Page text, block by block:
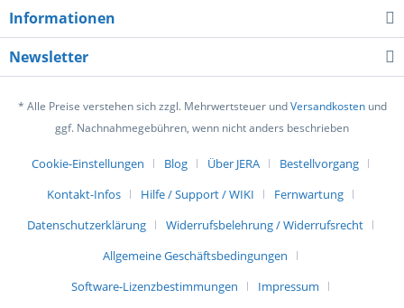
Informationen
Newsletter
* Alle Preise verstehen sich zzgl. Mehrwertsteuer undVersandkostenund
ggf. Nachnahmegebühren, wenn nicht anders beschrieben
Cookie-Einstellungen Blog Über JERA
Bestellvorgang
Kontakt-Infos
Hilfe / Support / WIKI
Fernwartung
Datenschutzerklärung
Widerrufsbelehrung / Widerrufsrecht
Allgemeine Geschäftsbedingungen
Software-Lizenzbestimmungen
Impressum